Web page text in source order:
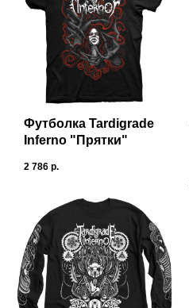
Футболка Tardigrade
Inferno "Прятки"
2 786 р.